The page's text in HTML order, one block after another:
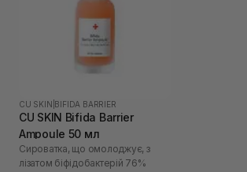
CU SKIN BIFIDA BARRIER
CU SKIN Bifida Barrier
Ampoule 50 мл
Сироватка, що омолоджує, з
лізатом біфідобактерій 76%